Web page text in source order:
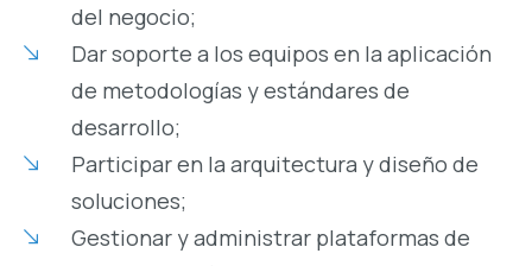
del negocio;
Dar soporte a los equipos en la aplicación
de metodologías y estándares de
desarrollo;
Participar en la arquitectura y diseño de
soluciones;
Gestionar y administrar plataformas de